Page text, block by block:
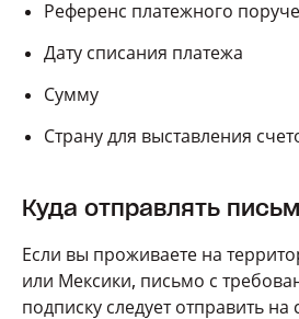
Референс платежного
Дату списания платежа
Сумму
Страну для выставления
Куда отправлять
Если вы проживаете на
или Мексики, письмо с
подписку следует отправить